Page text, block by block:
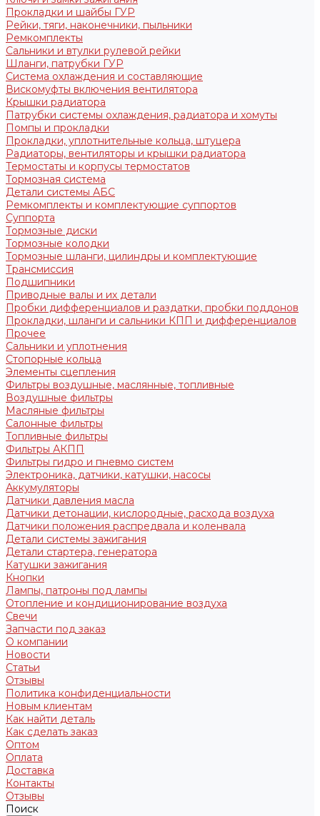
Прокладки и шайбы ГУР
Рейки, тяги, наконечники, пыльники
Ремкомплекты
Сальники и втулки рулевой рейки
Шланги, патрубки ГУР
Система охлаждения и составляющие
Вискомуфты включения вентилятора
Крышки радиатора
Патрубки системы охлаждения, радиатора и хомуты
Помпы и прокладки
Прокладки, уплотнительные кольца, штуцера
Радиаторы, вентиляторы и крышки радиатора
Термостаты и корпусы термостатов
Тормозная система
Детали системы АБС
Ремкомплекты и комплектующие суппортов
Суппорта
Тормозные диски
Тормозные колодки
Тормозные шланги, цилиндры и комплектующие
Трансмиссия
Подшипники
Приводные валы и их детали
Пробки дифференциалов и раздатки, пробки поддонов
Прокладки, шланги и сальники КПП и дифференциалов
Прочее
Сальники и уплотнения
Стопорные кольца
Элементы сцепления
Фильтры воздушные, маслянные, топливные
Воздушные фильтры
Масляные фильтры
Салонные фильтры
Топливные фильтры
Фильтры АКПП
Фильтры гидро и пневмо систем
Электроника, датчики, катушки, насосы
Аккумуляторы
Датчики давления масла
Датчики детонации, кислородные, расхода воздуха
Датчики положения распредвала и коленвала
Детали системы зажигания
Детали стартера, генератора
Катушки зажигания
Кнопки
Лампы, патроны под лампы
Отопление и кондиционирование воздуха
Свечи
Запчасти под заказ
О компании
Новости
Статьи
Отзывы
Политика конфиденциальности
Новым клиентам
Как найти деталь
Как сделать заказ
Оптом
Оплата
Доставка
Контакты
Отзывы
Поиск